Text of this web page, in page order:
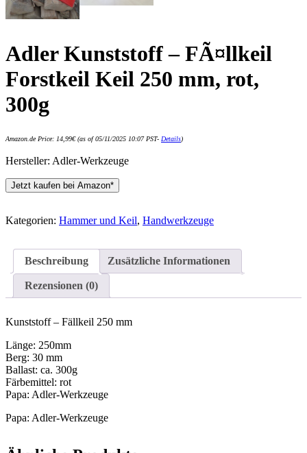
Adler Kunststoff – FÃ¤llkeil
Forstkeil Keil 250 mm, rot,
300g
Amazon.de Price: 14,99€(as of 05/11/2025 10:07 PST- Details)
Hersteller: Adler-Werkzeuge
Jetzt kaufen bei Amazon*
Kategorien: Hammer und Keil, Handwerkzeuge
Beschreibung Zusätzliche Informationen
Rezensionen (0)
Kunststoff – Fällkeil 250 mm
Länge: 250mm
Berg: 30 mm
Ballast: ca. 300g
Färbemittel: rot
Papa: Adler-Werkzeuge
Papa: Adler-Werkzeuge